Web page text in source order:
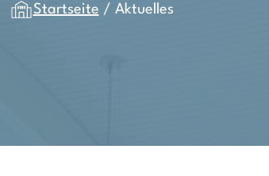
Startseite / Aktuelles